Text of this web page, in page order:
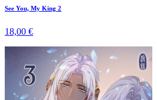
See You, My King 2
18,00 €